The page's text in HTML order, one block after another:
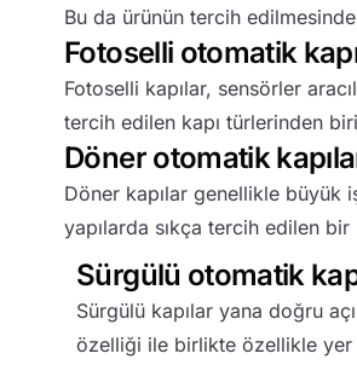
Bu da ürünün tercih
Fotoselli otomatik
Fotoselli kapılar, sensörler
tercih edilen kapı türlerinden
Döner otomatik
Döner kapılar genellikle büyük
yapılarda sıkça tercih edilen
Sürgülü otomatik
Sürgülü kapılar yana doğru
özelliği ile birlikte özellikle